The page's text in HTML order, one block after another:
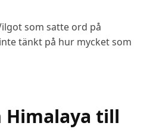
som satte ord på
tänkt på hur mycket som
Himalaya till